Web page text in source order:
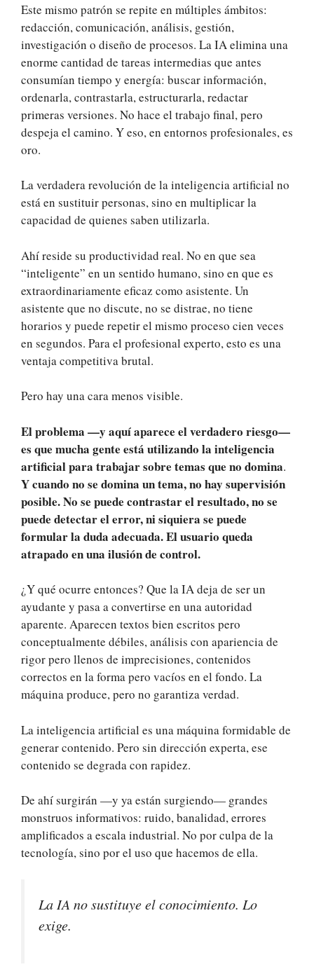
Este mismo patrón se repite en múltiples ámbitos:
redacción, comunicación, análisis, gestión,
investigación o diseño de procesos. La IA elimina una
enorme cantidad de tareas intermedias que antes
consumían tiempo y energía: buscar información,
ordenarla, contrastarla, estructurarla, redactar
primeras versiones. No hace el trabajo final, pero
despeja el camino. Y eso, en entornos profesionales, es
oro.
La verdadera revolución de la inteligencia artificial no
está en sustituir personas, sino en multiplicar la
capacidad de quienes saben utilizarla.
Ahí reside su productividad real. No en que sea
“inteligente” en un sentido humano, sino en que es
extraordinariamente eficaz como asistente. Un
asistente que no discute, no se distrae, no tiene
horarios y puede repetir el mismo proceso cien veces
en segundos. Para el profesional experto, esto es una
ventaja competitiva brutal.
Pero hay una cara menos visible.
El problema —y aquí aparece el verdadero riesgo—
es que mucha gente está utilizando la inteligencia
artificial para trabajar sobre temas que no domina.
Y cuando no se domina un tema, no hay supervisión
posible. No se puede contrastar el resultado, no se
puede detectar el error, ni siquiera se puede
formular la duda adecuada. El usuario queda
atrapado en una ilusión de control.
¿Y qué ocurre entonces? Que la IA deja de ser un
ayudante y pasa a convertirse en una autoridad
aparente. Aparecen textos bien escritos pero
conceptualmente débiles, análisis con apariencia de
rigor pero llenos de imprecisiones, contenidos
correctos en la forma pero vacíos en el fondo. La
máquina produce, pero no garantiza verdad.
La inteligencia artificial es una máquina formidable de
generar contenido. Pero sin dirección experta, ese
contenido se degrada con rapidez.
De ahí surgirán —y ya están surgiendo— grandes
monstruos informativos: ruido, banalidad, errores
amplificados a escala industrial. No por culpa de la
tecnología, sino por el uso que hacemos de ella.
La IA no sustituye el conocimiento. Lo
exige.